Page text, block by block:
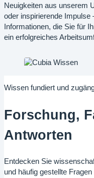
Neuigkeiten aus unserem
oder inspirierende Impulse
Informationen, die Sie für
ein erfolgreiches
Wissen fundiert und
Forschung,
Antworten
Entdecken Sie
und häufig gestellte